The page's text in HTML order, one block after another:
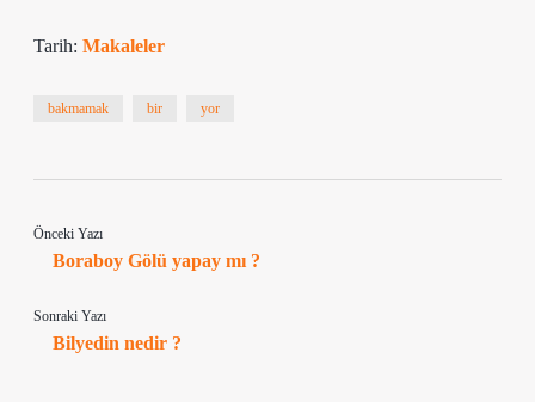
Tarih: Makaleler
bakmamak bir yor
Önceki Yazı
Boraboy Gölü yapay mı ?
Sonraki Yazı
Bilyedin nedir ?